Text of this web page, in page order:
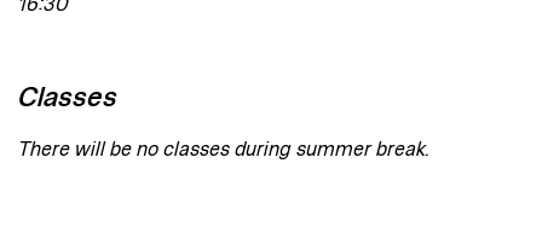
16:30
Classes
There will be no classes during summer break.